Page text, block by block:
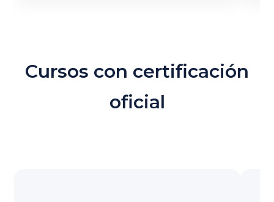
Cursos con certificación
oficial